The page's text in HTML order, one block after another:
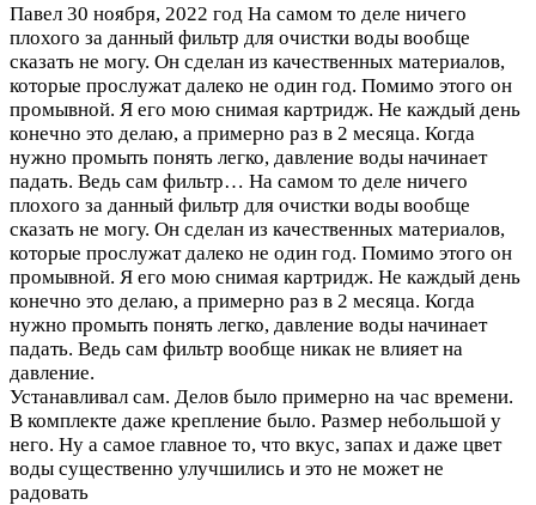
Павел 30 ноября, 2022 год На самом то деле ничего
плохого за данный фильтр для очистки воды вообще
сказать не могу. Он сделан из качественных материалов,
которые прослужат далеко не один год. Помимо этого он
промывной. Я его мою снимая картридж. Не каждый день
конечно это делаю, а примерно раз в 2 месяца. Когда
нужно промыть понять легко, давление воды начинает
падать. Ведь сам фильтр… На самом то деле ничего
плохого за данный фильтр для очистки воды вообще
сказать не могу. Он сделан из качественных материалов,
которые прослужат далеко не один год. Помимо этого он
промывной. Я его мою снимая картридж. Не каждый день
конечно это делаю, а примерно раз в 2 месяца. Когда
нужно промыть понять легко, давление воды начинает
падать. Ведь сам фильтр вообще никак не влияет на
давление.
Устанавливал сам. Делов было примерно на час времени.
В комплекте даже крепление было. Размер небольшой у
него. Ну а самое главное то, что вкус, запах и даже цвет
воды существенно улучшились и это не может не
радовать